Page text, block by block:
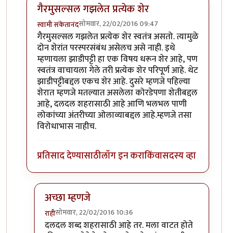
गैरमुसल्सल गझलेत प्रत्येक शेर
स्वामी संकेतानंदसोमवार, 22/02/2016 09:47
In reply toकविता आवडली.byराही
गैरमुसल्सल गझलेत प्रत्येक शेर स्वतंत्र असतो. त्यामुळे
दोन शेरांत परस्परसंबंध असेलच असे नाही. इथे
म्हणायला झाडीपट्टी हा एक विषय धरून शेर आहे, पण
स्वतंत्र वाचायला गेले तरी प्रत्येक शेर परिपूर्ण आहे. थेट
झाडीपट्टीबद्दल एकच शेर आहे. दुसरे म्हणजे पहिल्या
शेरात म्हणजे मतल्यात असलेला कोरडेपणा शेतीबद्दल
आहे, दलदल शहरासाठी आहे आणि भलभल पाणी
लोकांच्या अंतरीच्या ओलाव्याबद्दल आहे.म्हणजे तसा
विरोधाभास नाहीच.
प्रतिसाद देण्यासाठीलॉग इन कराकिंवासदस्य व्हा
अच्छा म्हणजे
राहीसोमवार, 22/02/2016 10:36
In reply toगैरमुसल्सल गझलेत प्रत्येक शेरbyस्वामी
दलदल शब्द शहरासाठी आहे तर. मला वाटत होते